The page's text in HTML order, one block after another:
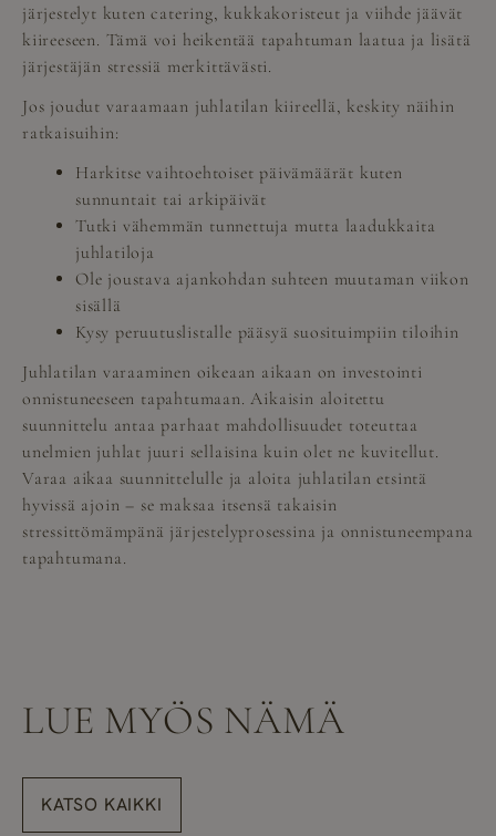
järjestelyt kuten catering, kukkakoristeut ja viihde jäävät
kiireeseen. Tämä voi heikentää tapahtuman laatua ja lisätä
järjestäjän stressiä merkittävästi.
Jos joudut varaamaan juhlatilan kiireellä, keskity näihin
ratkaisuihin:
Harkitse vaihtoehtoiset päivämäärät kuten
sunnuntait tai arkipäivät
Tutki vähemmän tunnettuja mutta laadukkaita
juhlatiloja
Ole joustava ajankohdan suhteen muutaman viikon
sisällä
Kysy peruutuslistalle pääsyä suosituimpiin tiloihin
Juhlatilan varaaminen oikeaan aikaan on investointi
onnistuneeseen tapahtumaan. Aikaisin aloitettu
suunnittelu antaa parhaat mahdollisuudet toteuttaa
unelmien juhlat juuri sellaisina kuin olet ne kuvitellut.
Varaa aikaa suunnittelulle ja aloita juhlatilan etsintä
hyvissä ajoin – se maksaa itsensä takaisin
stressittömämpänä järjestelyprosessina ja onnistuneempana
tapahtumana.
LUE MYÖS NÄMÄ
KATSO KAIKKI